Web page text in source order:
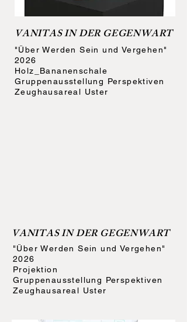
VANITAS IN DER GEGENWART
"Über Werden Sein und Vergehen"
2026
Holz_Bananenschale
Gruppenausstellung Perspektiven
Zeughausareal Uster
VANITAS IN DER GEGENWART
"Über Werden Sein und Vergehen"
2026
Projektion
Gruppenausstellung Perspektiven
Zeughausareal Uster